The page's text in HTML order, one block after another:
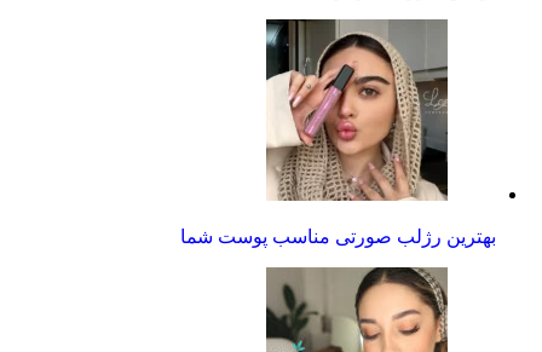
بهترین رژلب صورتی مناسب پوست شما